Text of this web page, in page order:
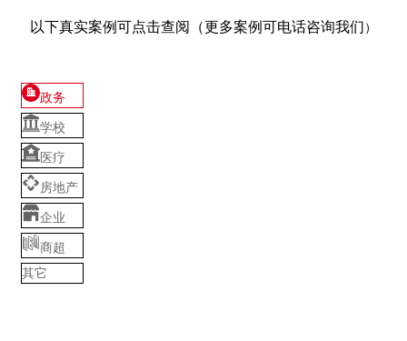
以下真实案例可点击查阅（更多案例可电话咨询我们 ）
政务
学校
医疗
房地产
企业
商超
其它